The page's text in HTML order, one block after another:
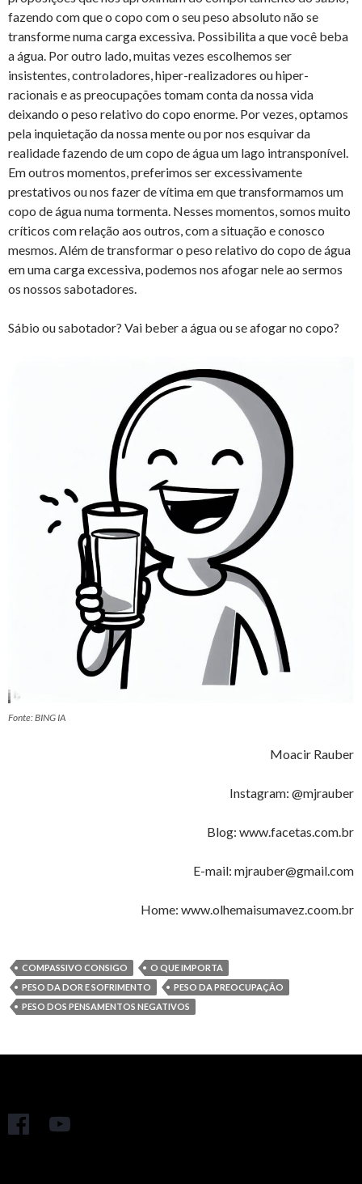
fazendo com que o copo com o seu peso absoluto não se
transforme numa carga excessiva. Possibilita a que você beba
a água. Por outro lado, muitas vezes escolhemos ser
insistentes, controladores, hiper-realizadores ou hiper-
racionais e as preocupações tomam conta da nossa vida
deixando o peso relativo do copo enorme. Por vezes, optamos
pela inquietação da nossa mente ou por nos esquivar da
realidade fazendo de um copo de água um lago intransponível.
Em outros momentos, preferimos ser excessivamente
prestativos ou nos fazer de vítima em que transformamos um
copo de água numa tormenta. Nesses momentos, somos muito
críticos com relação aos outros, com a situação e conosco
mesmos. Além de transformar o peso relativo do copo de água
em uma carga excessiva, podemos nos afogar nele ao sermos
os nossos sabotadores.
Sábio ou sabotador? Vai beber a água ou se afogar no copo?
Fonte: BING IA
Moacir Rauber
Instagram: @mjrauber
Blog: www.facetas.com.br
E-mail: mjrauber@gmail.com
Home: www.olhemaisumavez.coom.br
COMPASSIVO CONSIGO
O QUE IMPORTA
PESO DA DOR E SOFRIMENTO
PESO DA PREOCUPAÇÃO
PESO DOS PENSAMENTOS NEGATIVOS